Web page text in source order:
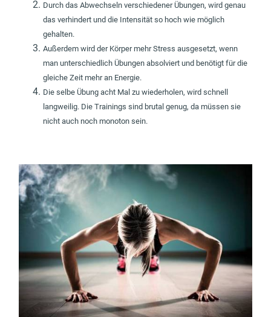
Durch das Abwechseln verschiedener Übungen, wird genau
das verhindert und die Intensität so hoch wie möglich
gehalten.
Außerdem wird der Körper mehr Stress ausgesetzt, wenn
man unterschiedlich Übungen absolviert und benötigt für die
gleiche Zeit mehr an Energie.
Die selbe Übung acht Mal zu wiederholen, wird schnell
langweilig. Die Trainings sind brutal genug, da müssen sie
nicht auch noch monoton sein.